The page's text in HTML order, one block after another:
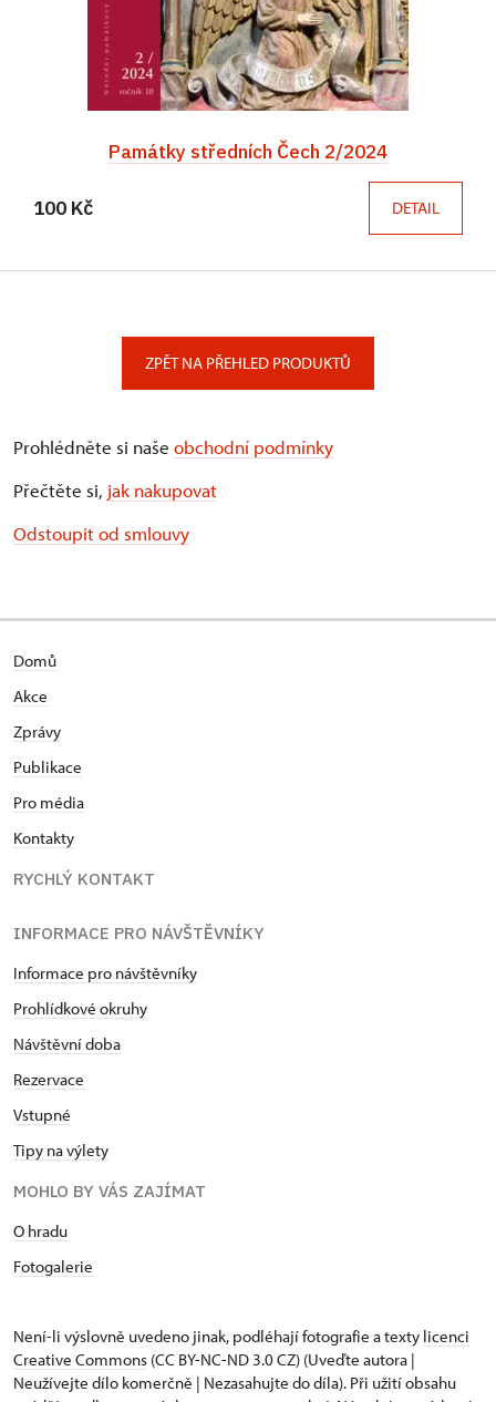
Památky středních Čech 2/2024
100 Kč DETAIL
ZPĚT NA PŘEHLED PRODUKTŮ
Prohlédněte si naše obchodní podmínky
Přečtěte si, jak nakupovat
Odstoupit od smlouvy
Domů
Akce
Zprávy
Publikace
Pro média
Kontakty
RYCHLÝ KONTAKT
INFORMACE PRO NÁVŠTĚVNÍKY
Informace pro návštěvníky
Prohlídkové okruhy
Návštěvní doba
Rezervace
Vstupné
Tipy na výlety
MOHLO BY VÁS ZAJÍMAT
O hradu
Fotogalerie
Není-li výslovně uvedeno jinak, podléhají fotografie a texty licenci
Creative Commons (CC BY-NC-ND 3.0 CZ) (Uveďte autora |
Neužívejte dílo komerčně | Nezasahujte do díla). Při užití obsahu